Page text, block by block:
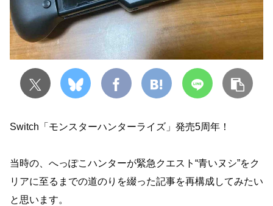
Switch「モンスターハンターライズ」発売5周年！
当時の、へっぽこハンターが緊急クエスト“青いヌシ”をク
リアに至るまでの道のりを綴った記事を再構成してみたい
と思います。